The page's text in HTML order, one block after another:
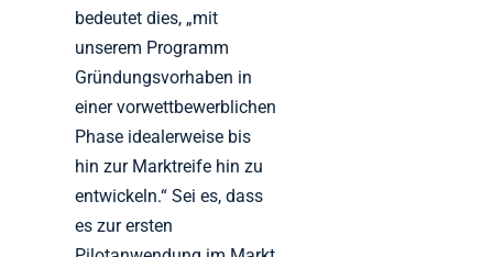
bedeutet dies, „mit
unserem Programm
Gründungsvorhaben in
einer vorwettbewerblichen
Phase idealerweise bis
hin zur Marktreife hin zu
entwickeln.“ Sei es, dass
es zur ersten